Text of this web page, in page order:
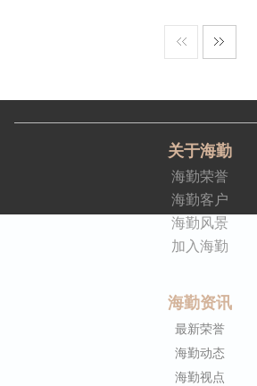
关于海勤
海勤荣誉
海勤客户
海勤风景
加入海勤
海勤资讯
最新荣誉
海勤动态
海勤视点